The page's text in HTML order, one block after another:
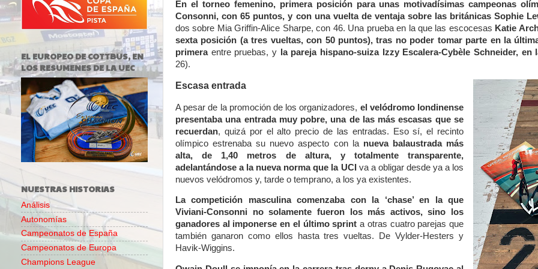
En el torneo femenino, primera posición para unas motivadísimas campeonas
Consonni, con 65 puntos, y con una vuelta de ventaja sobre las británicas Sophie
dos sobre Mia Griffin-Alice Sharpe, con 46. Una prueba en la que las escocesas Katie
sexta posición (a tres vueltas, con 50 puntos), tras no poder tomar parte en la
primeraentre pruebas, y
la pareja hispano-suiza Izzy Escalera-Cybèle Schneider, en
26).
Escasa entrada
A pesar de la promoción de los organizadores, el velódromo londinense
presentaba una entrada muy pobre, una de las más escasas que se
recuerdan, quizá por el alto precio de las entradas. Eso sí, el recinto
olímpico estrenaba su nuevo aspecto con la nueva balaustrada más
alta, de 1,40 metros de altura, y totalmente transparente,
adelantándose a la nueva norma que la UCIva a obligar desde ya a los
nuevos velódromos y, tarde o temprano, a los ya existentes.
La competición masculina comenzaba con la ‘chase’ en la que
Viviani-Consonni no solamente fueron los más activos, sino los
ganadores al imponerse en el último sprint a otras cuatro parejas que
también ganaron como ellos hasta tres vueltas. De Vylder-Hesters y
Havik-Wiggins.
EL EUROPEO DE COTTBUS, EN
LOS RESUMENES DE LA UEC
NUESTRAS HISTORIAS
Análisis
Autonomías
Campeonatos de España
Campeonatos de Europa
Champions League